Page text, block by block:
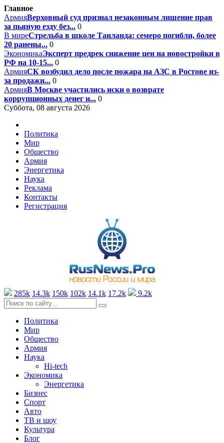
Главное
АрмияВерховный суд признал незаконным лишение прав
за пьяную езду без... 0
В миреСтрельба в школе Таиланда: семеро погибли, более
20 ранены... 0
ЭкономикаЭксперт предрек снижение цен на новостройки в
РФ на 10-15... 0
АрмияСК возбудил дело после пожара на АЗС в Ростове из-
за продажи... 0
АрмияВ Москве участились иски о возврате
коррупционных денег и... 0
Суббота, 08 августа 2026
Политика
Мир
Общество
Армия
Энергетика
Наука
Реклама
Контакты
Регистрация
285k 14.3k 150k 102k 14.1k 17.2k 9.2k
Политика
Мир
Общество
Армия
Наука
Hi-tech
Экономика
Энергетика
Бизнес
Спорт
Авто
ТВ и шоу
Культура
Блог